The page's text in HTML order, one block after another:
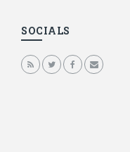
SOCIALS